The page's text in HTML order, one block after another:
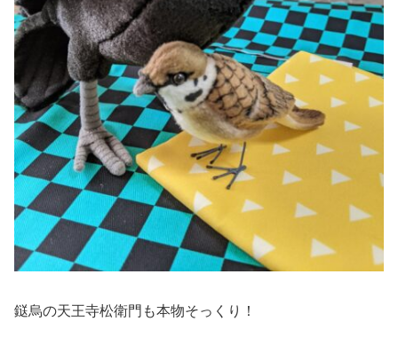
鎹烏の天王寺松衛門も本物そっくり！